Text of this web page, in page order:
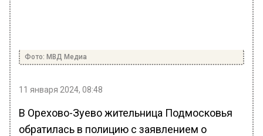
Фото: МВД Медиа
11 января 2024, 08:48
В Орехово-Зуево жительница Подмосковья
обратилась в полицию с заявлением о